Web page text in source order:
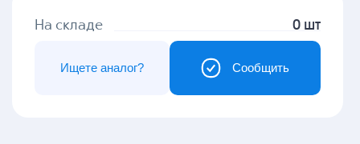
На складе 0 шт
Сообщить
Ищете аналог?